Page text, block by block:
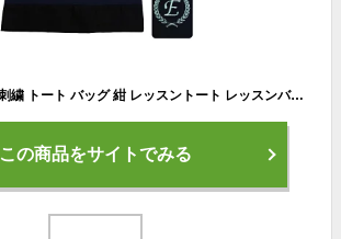
名入れ オリジナル 刺繍 トート バッグ 紺 レッスントート レッスンバッグ 絵本バッグ 幼稚園 小学校 新生活 人気 軽い おしゃれ 男の子 女の子 おすすめ イニシャル キッズ トート プレゼント 名入れ イニシャル 刺繍 トートバッグ A リーフ柄 返品交換不可
この商品をサイトでみる